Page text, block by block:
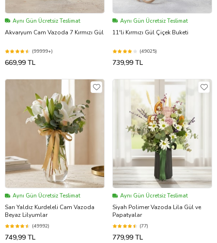
Aynı Gün Ücretsiz Teslimat
Akvaryum Cam Vazoda 7 Kırmızı Gül
(99999+)
669,99 TL
Aynı Gün Ücretsiz Teslimat
11'li Kırmızı Gül Çiçek Buketi
(49025)
739,99 TL
Aynı Gün Ücretsiz Teslimat
Sarı Yaldız Kurdeleli Cam Vazoda
Beyaz Lilyumlar
(49992)
749,99 TL
Aynı Gün Ücretsiz Teslimat
Siyah Polimer Vazoda Lila Gül ve
Papatyalar
(77)
779,99 TL